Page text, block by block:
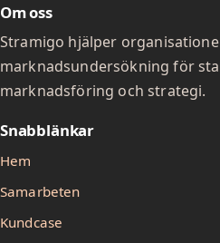
Om oss
Stramigo hjälper
marknadsundersökning för
marknadsföring och strategi.
Snabblänkar
Hem
Samarbeten
Kundcase